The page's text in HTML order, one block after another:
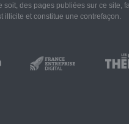
des pages publiées sur ce site,
et constitue une contrefaçon.